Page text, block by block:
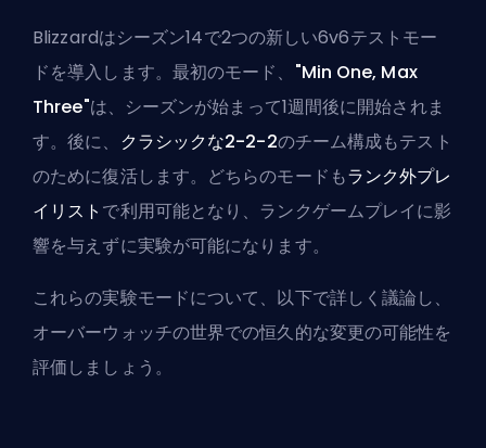
Blizzardはシーズン14で2つの新しい6v6テストモー
ドを導入します。最初のモード、 "Min One, Max
Three"は、シーズンが始まって1週間後に開始されま
す。後に、
クラシックな2-2-2のチーム構成もテスト
のために復活します。どちらのモードもランク外プレ
イリスト で利用可能となり、ランクゲームプレイに影
響を与えずに実験が可能になります。
これらの実験モードについて、以下で詳しく議論し、
オーバーウォッチの世界での恒久的な変更の可能性を
評価しましょう。